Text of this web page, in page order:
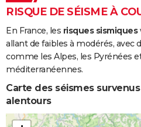
Boue
Inondations
et/ou
Coulées de
Boue
06/11/1982
RISQUE DE SÉISME À
En France, les risques sismiques
allant de faibles à modérés, avec
comme les Alpes, les Pyrénées
méditerranéennes.
Carte des séismes
alentours